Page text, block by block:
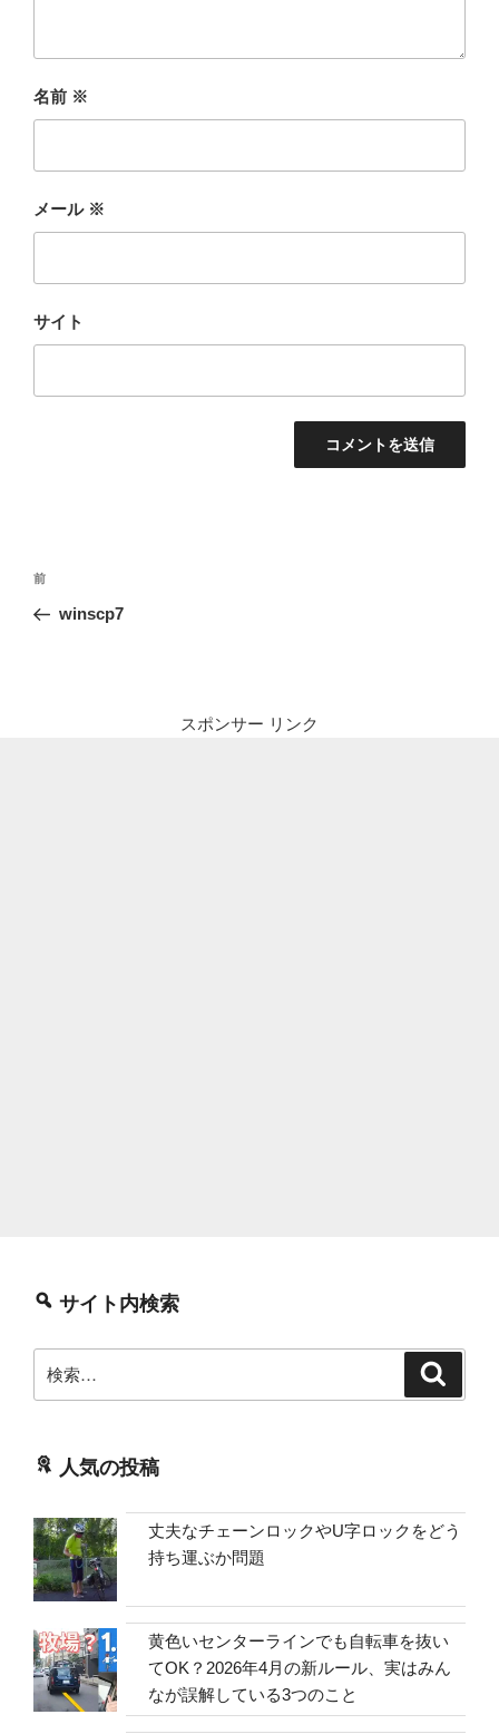
名前 ※
メール ※
サイト
投
ナ
前
の
前
winscp7
スポンサー リンク
サイト内検索
索:
人気の投稿
丈夫なチェーンロックやU字ロックをどう
持ち運ぶか問題
黄色いセンターラインでも自転車を抜い
てOK？2026年4月の新ルール、実はみん
なが誤解している3つのこと